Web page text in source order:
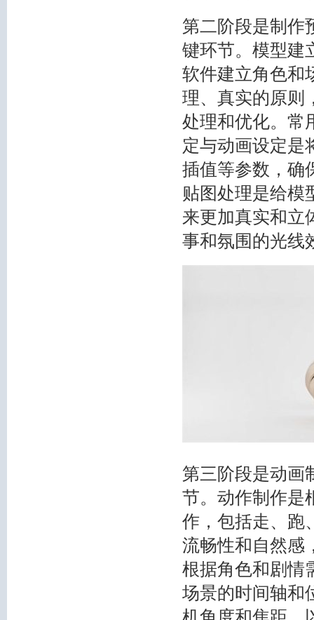
第二阶段是制作
键环节。模型建
软件建立角色和
理、真实的原则
处理和优化。常
定与动画设定是
插值等参数，确
贴图处理是给模
来更加真实和立
事和氛围的光线
第三阶段是动画
节。动作制作是
作，包括走、跑
流畅性和自然感
根据角色和剧情
场景的时间轴和